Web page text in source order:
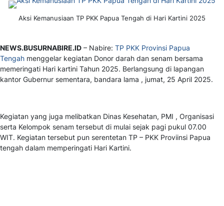
Aksi Kemanusiaan TP PKK Papua Tengah di Hari Kartini 2025
NEWS.BUSURNABIRE.ID – Nabire: TP PKK Provinsi Papua
Tengah menggelar kegiatan Donor darah dan senam bersama
memeringati Hari kartini Tahun 2025. Berlangsung di lapangan
kantor Gubernur sementara, bandara lama , jumat, 25 April 2025.
Kegiatan yang juga melibatkan Dinas Kesehatan, PMI , Organisasi
serta Kelompok senam tersebut di mulai sejak pagi pukul 07.00
WIT. Kegiatan tersebut pun serentetan TP – PKK Proviinsi Papua
tengah dalam memperingati Hari Kartini.